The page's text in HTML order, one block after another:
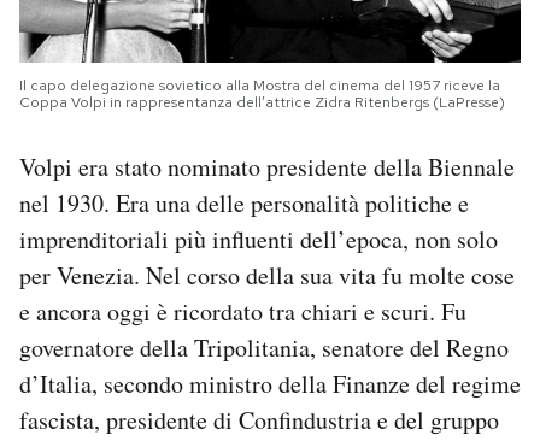
Il capo delegazione sovietico alla Mostra del cinema del 1957 riceve la
Coppa Volpi in rappresentanza dell’attrice Zidra Ritenbergs (LaPresse)
Volpi era stato nominato presidente della Biennale
nel 1930. Era una delle personalità politiche e
imprenditoriali più influenti dell’epoca, non solo
per Venezia. Nel corso della sua vita fu molte cose
e ancora oggi è ricordato tra chiari e scuri. Fu
governatore della Tripolitania, senatore del Regno
d’Italia, secondo ministro della Finanze del regime
fascista, presidente di Confindustria e del gruppo